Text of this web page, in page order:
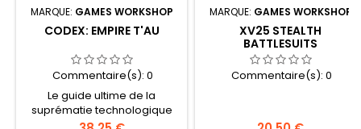
MARQUE: GAMES WORKSHOP
CODEX: EMPIRE T'AU
Commentaire(s): 0
Le guide ultime de la
suprématie technologique
de l'Empire T'au 136 pages
MARQUE: GAMES WORKSHOP
XV25 STEALTH
BATTLESUITS
Commentaire(s): 0